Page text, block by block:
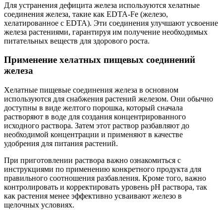
Для устранения дефицита железа используются хелатные
соединения железа, такие как EDTA-Fe (железо,
хелатированное с EDTA). Эти соединения улучшают усвоение
железа растениями, гарантируя им получение необходимых
питательных веществ для здорового роста.
Применение хелатных пищевых соединений
железа
Хелатные пищевые соединения железа в основном
используются для снабжения растений железом. Они обычно
доступны в виде желтого порошка, который сначала
растворяют в воде для создания концентрированного
исходного раствора. Затем этот раствор разбавляют до
необходимой концентрации и применяют в качестве
удобрения для питания растений.
При приготовлении раствора важно ознакомиться с
инструкциями по применению конкретного продукта для
правильного соотношения разбавления. Кроме того, важно
контролировать и корректировать уровень pH раствора, так
как растения менее эффективно усваивают железо в
щелочных условиях.